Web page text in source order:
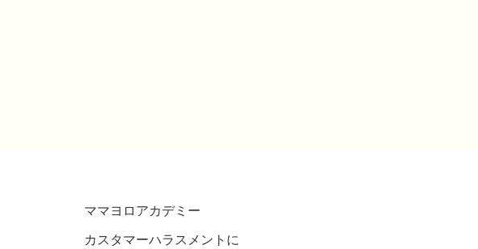
ママヨロアカデミー
カスタマーハラスメントに